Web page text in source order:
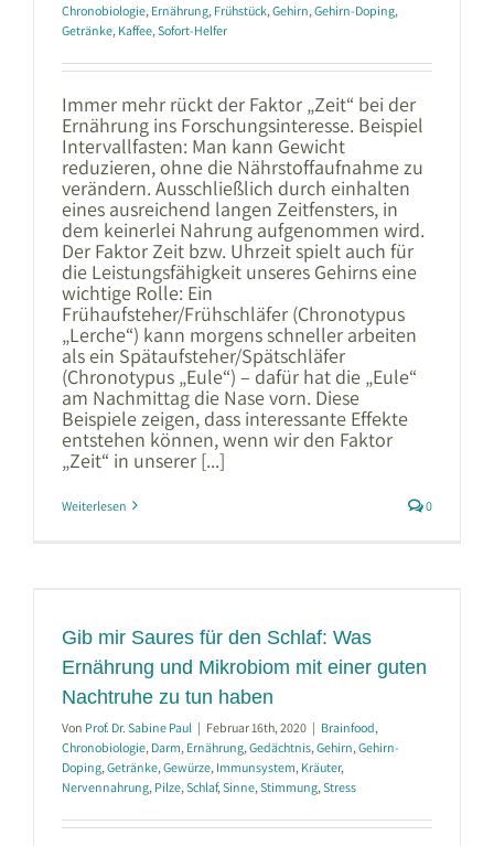
Chronobiologie, Ernährung, Frühstück, Gehirn, Gehirn-Doping,
Getränke, Kaffee, Sofort-Helfer
Immer mehr rückt der Faktor „Zeit“ bei der
Ernährung ins Forschungsinteresse. Beispiel
Intervallfasten: Man kann Gewicht
reduzieren, ohne die Nährstoffaufnahme zu
verändern. Ausschließlich durch einhalten
eines ausreichend langen Zeitfensters, in
dem keinerlei Nahrung aufgenommen wird.
Der Faktor Zeit bzw. Uhrzeit spielt auch für
die Leistungsfähigkeit unseres Gehirns eine
wichtige Rolle: Ein
Frühaufsteher/Frühschläfer (Chronotypus
„Lerche“) kann morgens schneller arbeiten
als ein Spätaufsteher/Spätschläfer
(Chronotypus „Eule“) – dafür hat die „Eule“
am Nachmittag die Nase vorn. Diese
Beispiele zeigen, dass interessante Effekte
entstehen können, wenn wir den Faktor
„Zeit“ in unserer [...]
Weiterlesen 0
Gib mir Saures für den Schlaf: Was
Ernährung und Mikrobiom mit einer guten
Nachtruhe zu tun haben
Von Prof. Dr. Sabine Paul | Februar 16th, 2020 | Brainfood,
Chronobiologie, Darm, Ernährung, Gedächtnis, Gehirn, Gehirn-
Doping, Getränke, Gewürze, Immunsystem, Kräuter,
Nervennahrung, Pilze, Schlaf, Sinne, Stimmung, Stress